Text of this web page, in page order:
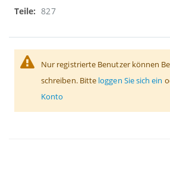
827
Nur registrierte Benutzer können
schreiben. Bitte loggen Sie sich ein
Konto